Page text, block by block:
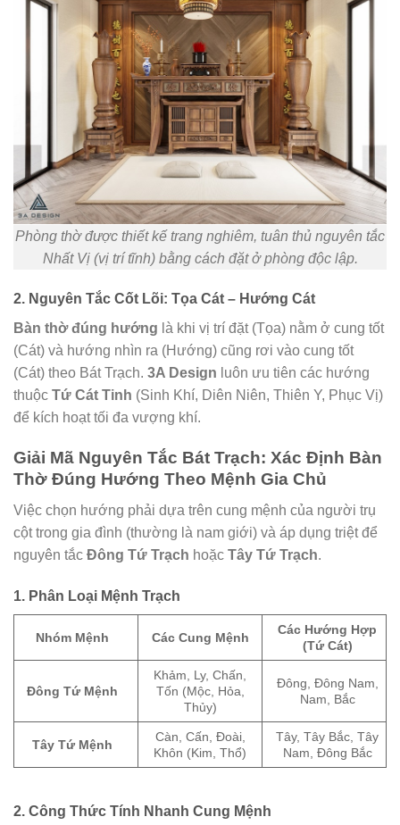
Phòng thờ được thiết kế trang nghiêm, tuân thủ nguyên tắc
Nhất Vị (vị trí tĩnh) bằng cách đặt ở phòng độc lập.
2. Nguyên Tắc Cốt Lõi: Tọa Cát – Hướng Cát
Bàn thờ đúng hướng là khi vị trí đặt (Tọa) nằm ở cung tốt
(Cát) và hướng nhìn ra (Hướng) cũng rơi vào cung tốt
(Cát) theo Bát Trạch. 3A Design luôn ưu tiên các hướng
thuộc Tứ Cát Tinh (Sinh Khí, Diên Niên, Thiên Y, Phục Vị)
để kích hoạt tối đa vượng khí.
Giải Mã Nguyên Tắc Bát Trạch: Xác Định Bàn
Thờ Đúng Hướng Theo Mệnh Gia Chủ
Việc chọn hướng phải dựa trên cung mệnh của người trụ
cột trong gia đình (thường là nam giới) và áp dụng triệt để
nguyên tắc Đông Tứ Trạch hoặc Tây Tứ Trạch.
1. Phân Loại Mệnh Trạch
Nhóm Mệnh Các Cung Mệnh
Các Hướng Hợp
(Tứ Cát)
Đông Tứ Mệnh
Khảm, Ly, Chấn,
Tốn (Mộc, Hỏa,
Thủy)
Đông, Đông Nam,
Nam, Bắc
Tây Tứ Mệnh
Càn, Cấn, Đoài,
Khôn (Kim, Thổ)
Tây, Tây Bắc, Tây
Nam, Đông Bắc
2. Công Thức Tính Nhanh Cung Mệnh